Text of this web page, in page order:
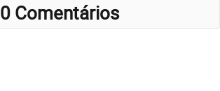
0 Comentários